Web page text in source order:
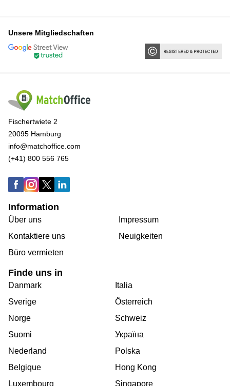
Unsere Mitgliedschaften
Fischertwiete 2
20095 Hamburg
info@matchoffice.com
(+41) 800 556 765
Information
Über uns
Kontaktiere uns
Büro vermieten
Impressum
Neuigkeiten
Finde uns in
Danmark
Sverige
Norge
Suomi
Nederland
Belgique
Luxembourg
Italia
Österreich
Schweiz
Україна
Polska
Hong Kong
Singapore